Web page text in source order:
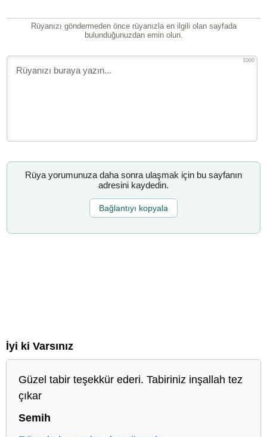
Rüyanızı göndermeden önce rüyanızla en ilgili olan sayfada
bulunduğunuzdan emin olun.
1000
Rüya yorumunuza daha sonra ulaşmak için bu sayfanın
adresini kaydedin.
Bağlantıyı kopyala
İyi ki Varsınız
Güzel tabir teşekkür ederi. Tabiriniz inşallah tez
çıkar
Semih